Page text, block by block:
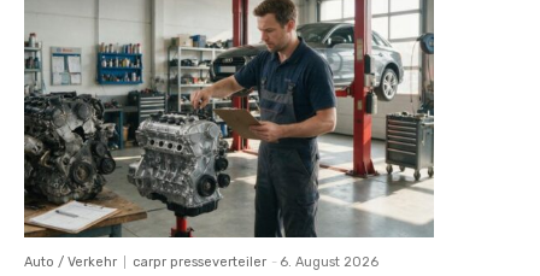
Auto / Verkehr carpr presseverteiler - 6. August 2026